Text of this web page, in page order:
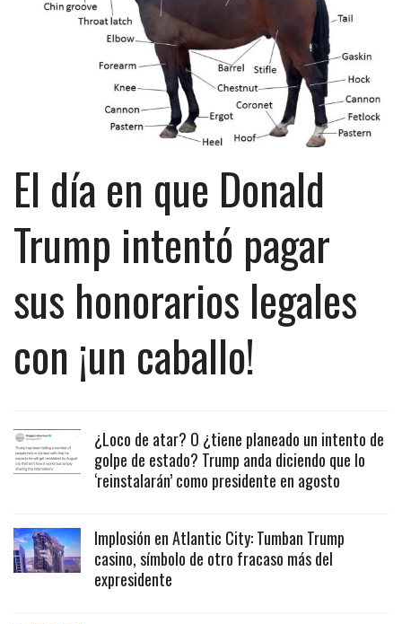
El día en que Donald
Trump intentó pagar
sus honorarios legales
con ¡un caballo!
¿Loco de atar? O ¿tiene planeado un intento de
golpe de estado? Trump anda diciendo que lo
‘reinstalarán’ como presidente en agosto
Implosión en Atlantic City: Tumban Trump
casino, símbolo de otro fracaso más del
expresidente